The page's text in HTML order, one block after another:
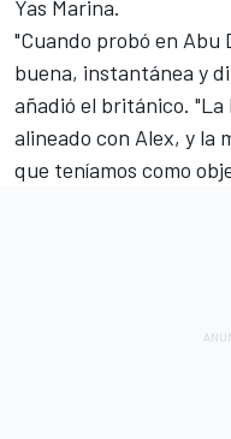
Yas Marina.
"Cuando probó en Abu
buena, instantánea y
añadió el británico.
alineado con Alex, y la
que teníamos como